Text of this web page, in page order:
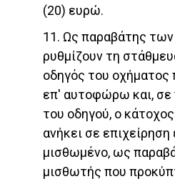
(20) ευρώ.
11. Ως παραβάτης
ρυθμίζουν τη
οδηγός του οχήματος
επ' αυτοφώρω και, σε
του οδηγού, ο
ανήκει σε επιχείρηση
μισθωμένο, ως
μισθωτής που